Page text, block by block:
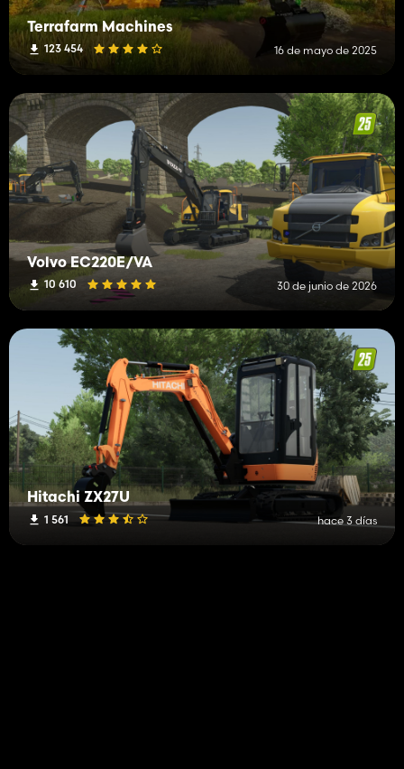
Terrafarm Machines
123 454 16 de mayo de 2025
Volvo EC220E/VA
10 610 30 de junio de 2026
Hitachi ZX27U
1 561 hace 3 días